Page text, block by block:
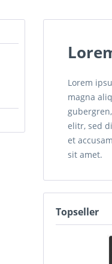
Lorem
magna
elitr, sed
et
sit amet.
Topseller